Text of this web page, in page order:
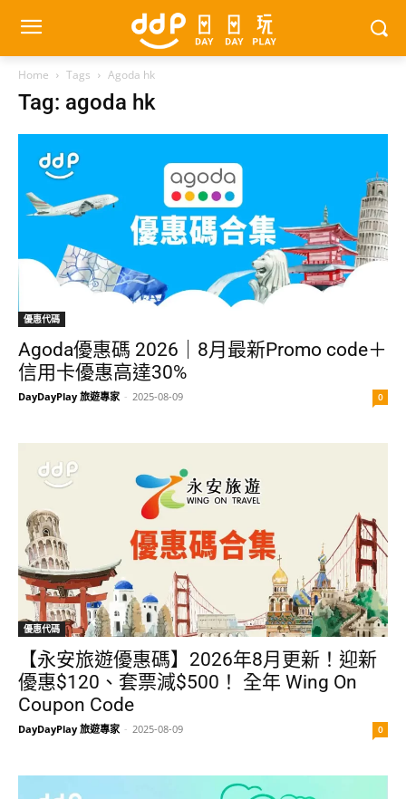
Home Tags Agoda hk
Tag: agoda hk
優惠代碼
Agoda優惠碼 2026｜8月最新Promo code＋
信用卡優惠高達30%
DayDayPlay 旅遊專家 - 2025-08-09 0
優惠代碼
【永安旅遊優惠碼】2026年8月更新！迎新
優惠$120、套票減$500！ 全年 Wing On
Coupon Code
DayDayPlay 旅遊專家 - 2025-08-09 0